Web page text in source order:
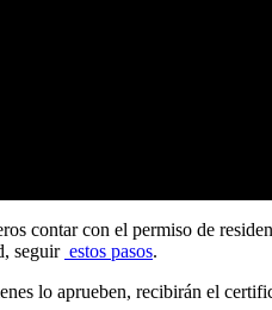
contar con el permiso de
seguir estos pasos.
lo aprueben, recibirán el